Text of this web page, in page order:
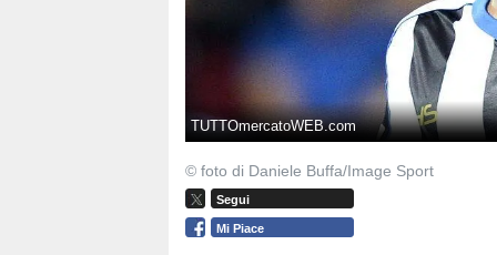
TUTTOmercatoWEB.com
© foto di Daniele Buffa/Image Sport
Segui
Mi Piace